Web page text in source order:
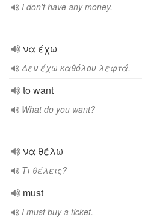
I don't have any money.
να έχω
Δεν έχω καθόλου λεφτά.
to want
What do you want?
να θέλω
Τι θέλεις?
must
I must buy a ticket.